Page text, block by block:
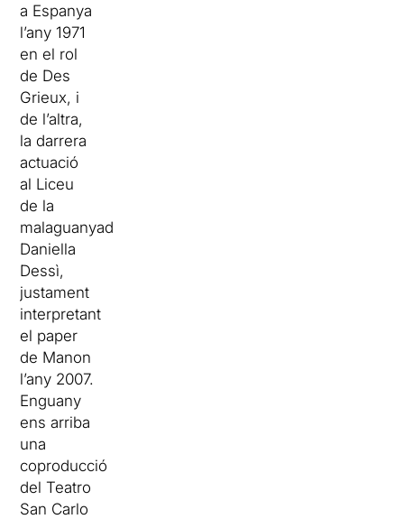
a Espanya
l’any 1971
en el rol
de Des
Grieux, i
de l’altra,
la darrera
actuació
al Liceu
de la
malaguanyada
Daniella
Dessì,
justament
interpretant
el paper
de Manon
l’any 2007.
Enguany
ens arriba
una
coproducció
del Teatro
San Carlo